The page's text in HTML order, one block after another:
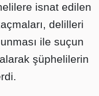
isnat edilen
delilleri
ile suçun
şüphelilerin